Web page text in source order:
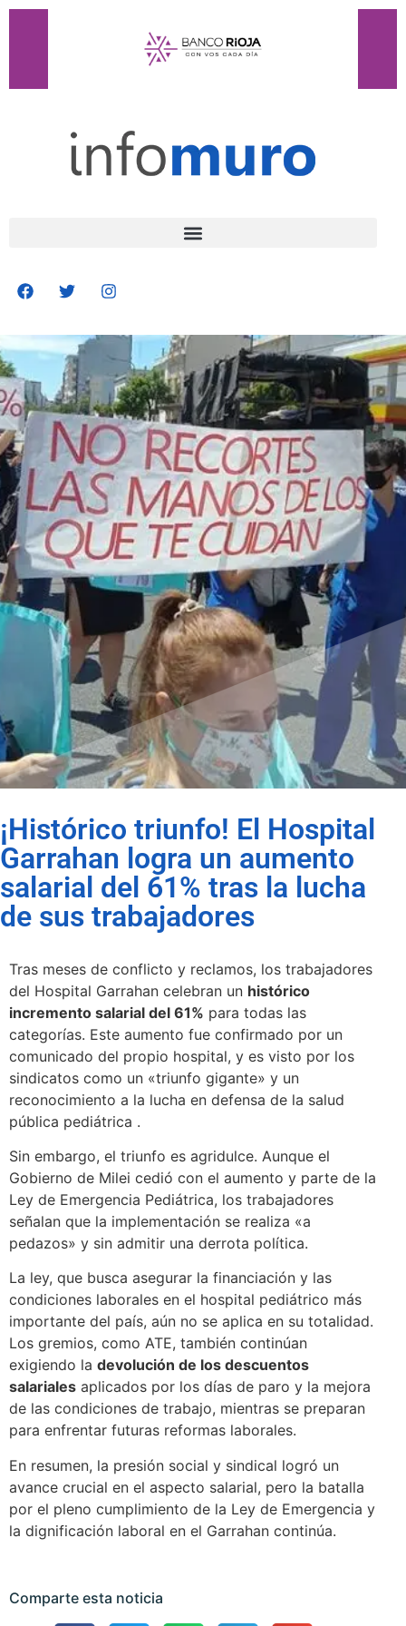
¡Histórico triunfo! El Hospital
Garrahan logra un aumento
salarial del 61% tras la lucha
de sus trabajadores
Tras meses de conflicto y reclamos, los trabajadores
del Hospital Garrahan celebran un histórico
incremento salarial del 61% para todas las
categorías. Este aumento fue confirmado por un
comunicado del propio hospital, y es visto por los
sindicatos como un «triunfo gigante» y un
reconocimiento a la lucha en defensa de la salud
pública pediátrica .
Sin embargo, el triunfo es agridulce. Aunque el
Gobierno de Milei cedió con el aumento y parte de la
Ley de Emergencia Pediátrica, los trabajadores
señalan que la implementación se realiza «a
pedazos» y sin admitir una derrota política.
La ley, que busca asegurar la financiación y las
condiciones laborales en el hospital pediátrico más
importante del país, aún no se aplica en su totalidad.
Los gremios, como ATE, también continúan
exigiendo la devolución de los descuentos
salariales aplicados por los días de paro y la mejora
de las condiciones de trabajo, mientras se preparan
para enfrentar futuras reformas laborales.
En resumen, la presión social y sindical logró un
avance crucial en el aspecto salarial, pero la batalla
por el pleno cumplimiento de la Ley de Emergencia y
la dignificación laboral en el Garrahan continúa.
Comparte esta noticia